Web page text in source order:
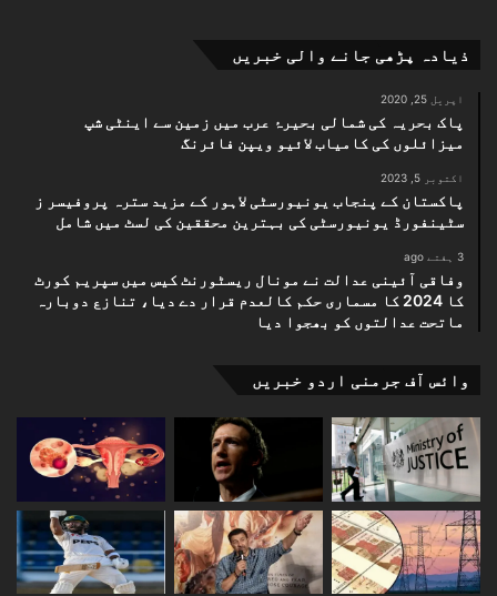
ذیادہ پڑھی جانے والی خبریں
اپریل 25, 2020
پاک بحریہ کی شمالی بحیرۂ عرب میں زمین سے اینٹی شپ
میزائلوں کی کامیاب لائیو ویپن فائرنگ
اکتوبر 5, 2023
پاکستان کے پنجاب یونیورسٹی لاہور کے مزید سترہ پروفیسر ز
سٹینفورڈ یونیورسٹی کی بہترین محققین کی لسٹ میں شامل
3 ہفتے ago
وفاقی آئینی عدالت نے مونال ریسٹورنٹ کیس میں سپریم کورٹ
کا 2024 کا مسماری حکم کالعدم قرار دے دیا، تنازع دوبارہ
ماتحت عدالتوں کو بھجوا دیا
وائس آف جرمنی اردو خبریں